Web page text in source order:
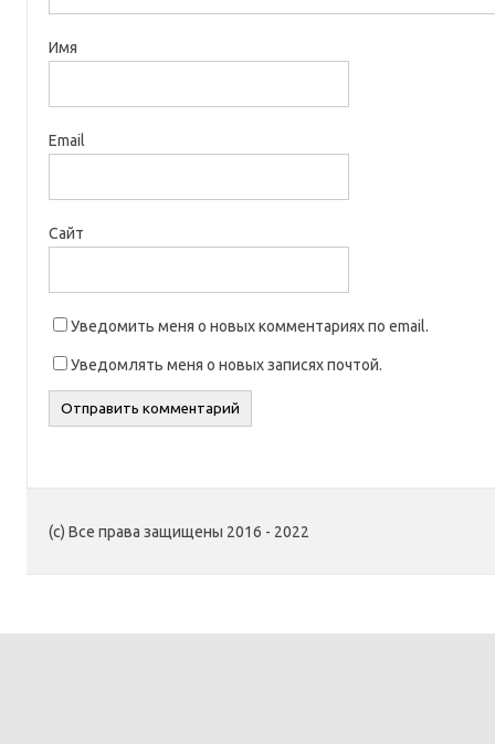
Имя
Email
Сайт
Уведомить меня о новых комментариях по email.
Уведомлять меня о новых записях почтой.
(c) Все права защищены 2016 - 2022